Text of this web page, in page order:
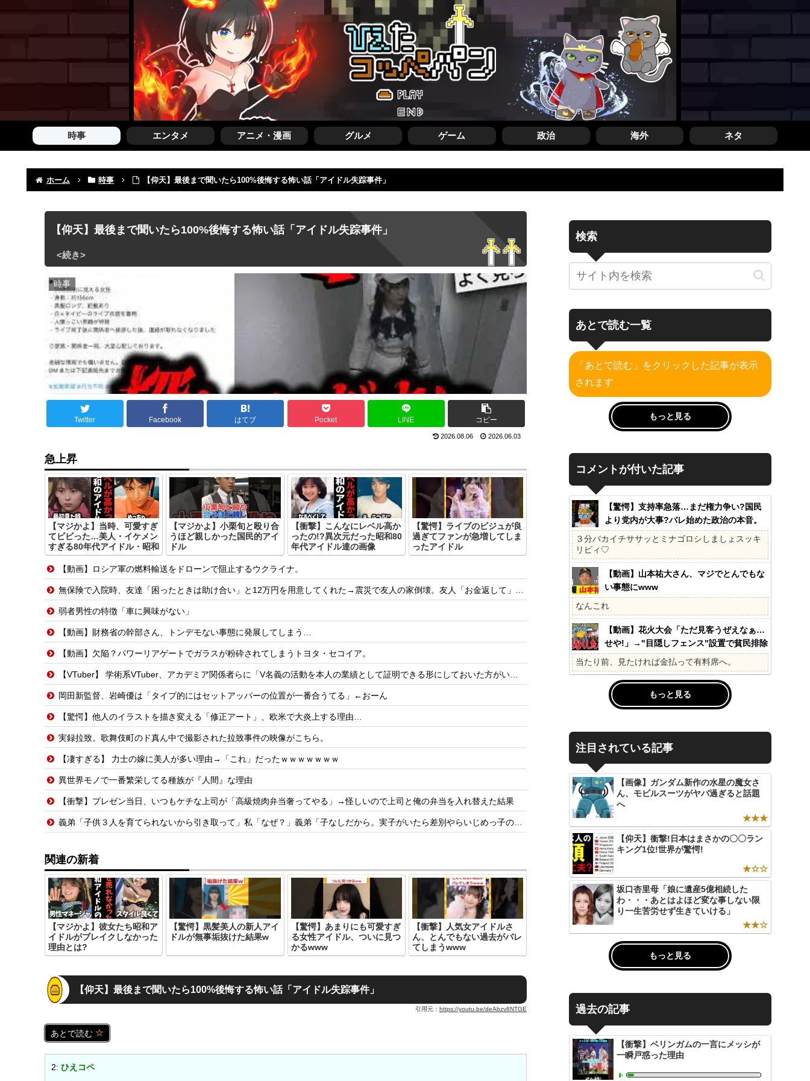
時事 エンタメ アニメ・漫画 グルメ ゲーム 政治 海外 ネタ
ホーム 時事 【仰天】最後まで聞いたら100%後悔する怖い話「アイドル失踪事件」
【仰天】最後まで聞いたら100%後悔する怖い話「アイドル失踪事件」
時事
Twitter Facebook はてブ Pocket LINE コピー
2026.08.06 2026.06.03
急上昇
【マジかよ】当時、可愛すぎ
てビビった…美人・イケメン
すぎる80年代アイドル・昭和
【マジかよ】小栗旬と殴り合
うほど親しかった国民的アイ
ドル
【衝撃】こんなにレベル高か
ったの!?異次元だった昭和80
年代アイドル達の画像
【驚愕】ライブのビジュが良
過ぎてファンが急増してしま
ったアイドル
【動画】ロシア軍の燃料輸送をドローンで阻止するウクライナ。
無保険で入院時、友達「困ったときは助け合い」と12万円を用意してくれた→震災で友人の家倒壊。友人「お金返して」私「返す義務はないよ」→他友人に縁切りされたけど用意するべき？
弱者男性の特徴「車に興味がない」
【動画】財務省の幹部さん、トンデモない事態に発展してしまう…
【動画】欠陥？パワーリアゲートでガラスが粉砕されてしまうトヨタ・セコイア。
【VTuber】 学術系VTuber、アカデミア関係者らに「V名義の活動を本人の業績として証明できる形にしておいた方がいい」← どうやって証明しておけばいいんだろうな
岡田新監督、岩崎優は「タイプ的にはセットアッパーの位置が一番合うてる」←おーん
【驚愕】他人のイラストを描き変える「修正アート」、欧米で大炎上する理由…
実録拉致。歌舞伎町のド真ん中で撮影された拉致事件の映像がこちら。
【凄すぎる】 力士の嫁に美人が多い理由→「これ」だったｗｗｗｗｗｗｗ
異世界モノで一番繁栄してる種族が『人間』な理由
【衝撃】プレゼン当日、いつもケチな上司が「高級焼肉弁当奢ってやる」→怪しいので上司と俺の弁当を入れ替えた結果
義弟「子供３人を育てられないから引き取って」私「なぜ？」義弟「子なしだから。実子がいたら差別やらいじめっ子の心配があるけどいないから、ちょうどよかったね」→その後・・・
関連の新着
【マジかよ】彼女たち昭和ア
イドルがブレイクしなかった
理由とは?
【驚愕】黒髪美人の新人アイ
ドルが無事垢抜けた結果w
【驚愕】あまりにも可愛すぎ
る女性アイドル、ついに見つ
かるwww
【衝撃】人気女アイドルさ
ん、とんでもない過去がバレ
てしまうwww
【仰天】最後まで聞いたら100%後悔する怖い話「アイドル失踪事件」
引用元： https://youtu.be/deAbzv8NTGE
あとで読む
2: ひえコペ
検索
あとで読む一覧
「あとで読む」をクリックした記事が表示
されます
もっと見る
コメントが付いた記事
【驚愕】支持率急落…まだ権力争い?国民
より党内が大事?バレ始めた政治の本音。
41%の衝撃、その理由。選挙しか見てない
の?国民不在の政治が限界!
３分バカイチササッとミナゴロシしましょスッキ
リピィ♡
【動画】山本祐大さん、マジでとんでもな
い事態にwww
なんこれ
【動画】花火大会「ただ見客うぜえなぁ…
せや!」→"目隠しフェンス"設置で貧民排除
www
当たり前、見たければ金払って有料席へ。
もっと見る
注目されている記事
【画像】ガンダム新作の水星の魔女さ
ん、モビルスーツがヤバ過ぎると話題
へ
★★★
【仰天】衝撃!日本はまさかの〇〇ラン
キング1位!世界が驚愕!
★☆☆
坂口杏里母「娘に遺産5億相続した
わ・・・あとはよほど変な事しない限
り一生苦労せず生きていける」
★★☆
もっと見る
過去の記事
【衝撃】ベリンガムの一言にメッシが
一瞬戸惑った理由